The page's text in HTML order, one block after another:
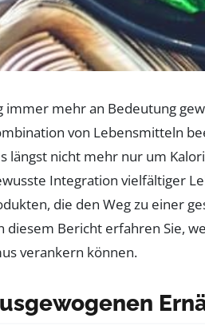
mehr an Bedeutung
von Lebensmitteln
längst nicht mehr nur um
Integration vielfältiger
die den Weg zu einer
diesem Bericht erfahren Sie,
verankern können.